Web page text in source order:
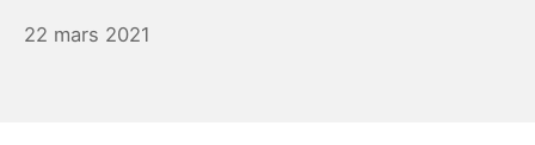
22 mars 2021